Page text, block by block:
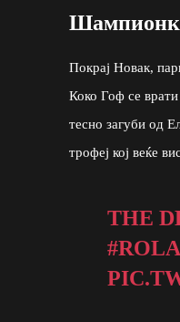
Покрај Новак,
Коко Гоф се
тесно загуби од
трофеј кој веќе
THE